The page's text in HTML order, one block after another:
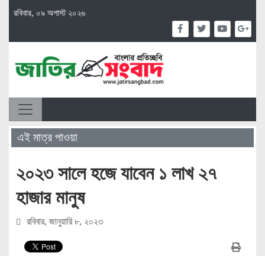
রবিবার, ০৯ অগাস্ট ২০২৬
এই মাত্র পাওয়া
২০২৩ সালে হজে যাবেন ১ লাখ ২৭
হাজার মানুষ
রবিবার, জানুয়ারি ৮, ২০২৩